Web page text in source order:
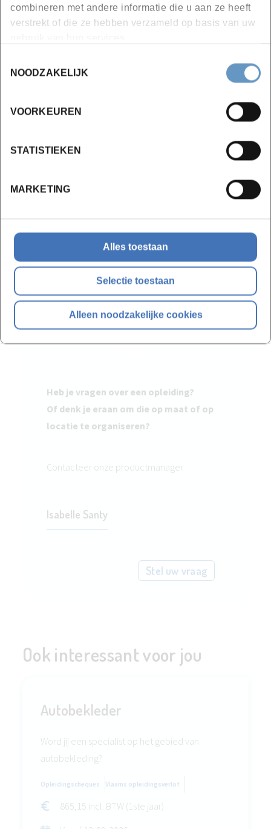
combineren met andere informatie die u aan ze heeft
verstrekt of die ze hebben verzameld op basis van uw
NOODZAKELIJK
VOORKEUREN
STATISTIEKEN
MARKETING
Alles toestaan
Selectie toestaan
Alleen noodzakelijke cookies
Bijna volzet
Heb je vragen over een opleiding?
Of denk je eraan om die op maat of op
locatie te organiseren?
Contacteer onze productmanager
Isabelle Santy
Stel uw vraag
Ook interessant voor jou
Autobekleder
Word jij een specialist op het gebied van
autobekleding?
Opleidingscheques Vlaams opleidingsverlof
865,15 incl. BTW (1ste jaar)